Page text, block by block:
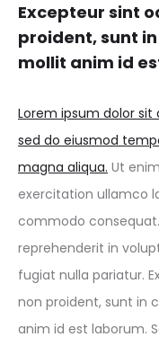
Excepteur sint
proident, sunt
mollit anim id
Lorem ipsum dolor
sed do eiusmod
magna aliqua. Ut
exercitation ullamco
commodo
reprehenderit in
fugiat nulla pariatur.
non proident, sunt in
anim id est laborum.